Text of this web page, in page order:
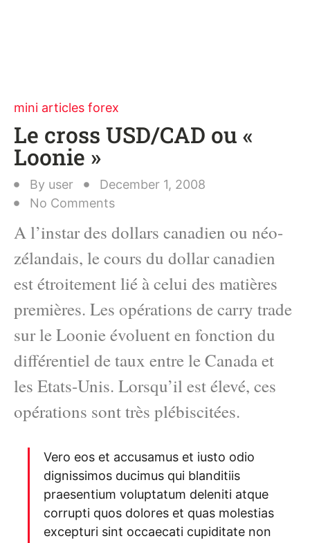
mini articles forex
Le cross USD/CAD ou «
Loonie »
By user
December 1, 2008
No Comments
A l’instar des dollars canadien ou néo-
zélandais, le cours du dollar canadien
est étroitement lié à celui des matières
premières. Les opérations de carry trade
sur le Loonie évoluent en fonction du
différentiel de taux entre le Canada et
les Etats-Unis. Lorsqu’il est élevé, ces
opérations sont très plébiscitées.
Vero eos et accusamus et iusto odio
dignissimos ducimus qui blanditiis
praesentium voluptatum deleniti atque
corrupti quos dolores et quas molestias
excepturi sint occaecati cupiditate non